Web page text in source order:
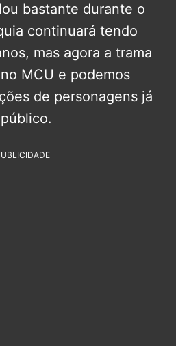
bastante durante o
continuará tendo
mas agora a trama
MCU e podemos
de personagens já